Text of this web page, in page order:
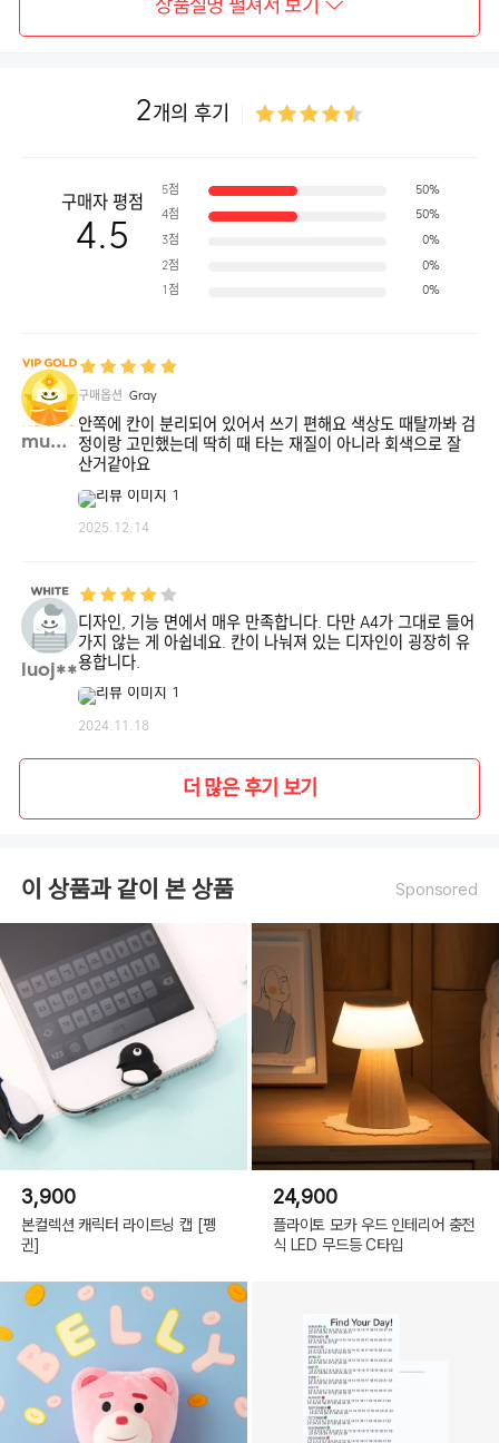
사이즈
: W295 x H225 (mm)
중량
: 50g
소재
: 매쉬 나일론
원산지
: 중국
♦ OPTION ♦
Black
상품설명 펼쳐서 보기
2개의 후기
구매자 평점
4.5
5점 50%
4점 50%
3점 0%
2점 0%
1점 0%
mueu**
구매옵션 Gray
안쪽에 칸이 분리되어 있어서 쓰기 편해요 색상도 때탈까봐 검
정이랑 고민했는데 딱히 때 타는 재질이 아니라 회색으로 잘
산거같아요
2025.12.14
luoj**
디자인, 기능 면에서 매우 만족합니다. 다만 A4가 그대로 들어
가지 않는 게 아쉽네요. 칸이 나눠져 있는 디자인이 굉장히 유
용합니다.
2024.11.18
더 많은 후기 보기
이 상품과 같이 본 상품 Sponsored
3,900
본컬렉션 캐릭터 라이트닝 캡 [펭
귄]
24,900
플라이토 모카 우드 인테리어 충전
식 LED 무드등 C타입